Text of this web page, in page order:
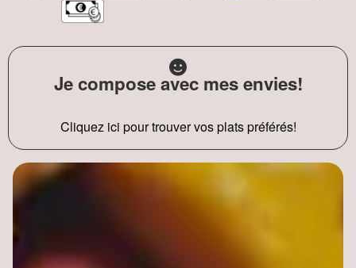
Je compose avec mes envies!
Cliquez ici pour trouver vos plats préférés!